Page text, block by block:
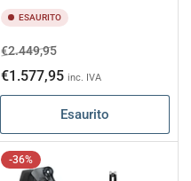
ESAURITO
Prezzo
di
listino
€2.449,95Prezzo
scontato
€1.577,95 inc. IVA
Esaurito
-36%